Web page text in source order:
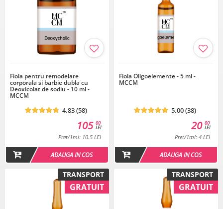
Fiola pentru remodelare
corporala si barbie dubla cu
Deoxicolat de sodiu - 10 ml -
MCCM
4.83 (58)
00
LEI
105
Pret/1ml: 10.5 LEI
ADAUGA IN COS
Fiola Oligoelemente - 5 ml -
MCCM
5.00 (38)
00
LEI
20
Pret/1ml: 4 LEI
ADAUGA IN COS
TRANSPORT
GRATUIT
TRANSPORT
GRATUIT